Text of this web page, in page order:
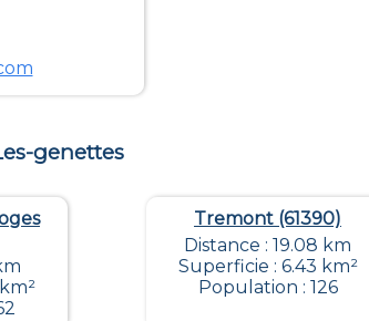
genettes
Tremont (61390)
Distance : 19.08 km
Superficie : 6.43 km²
Population : 126